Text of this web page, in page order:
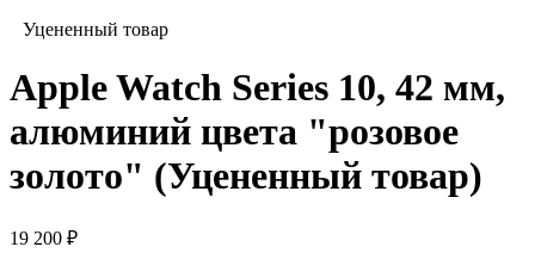
Уцененный товар
Apple Watch Series 10, 42 мм,
алюминий цвета "розовое
золото" (Уцененный товар)
19 200 ₽